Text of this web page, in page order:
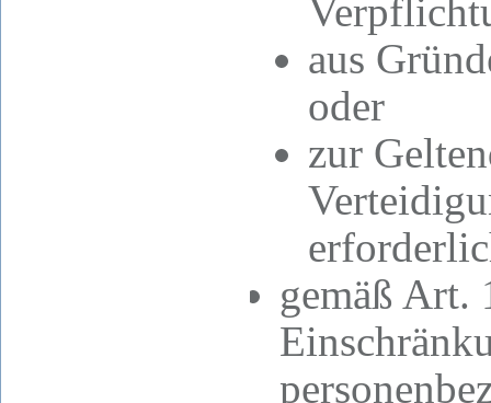
aus
oder
zur
gemäß Art.